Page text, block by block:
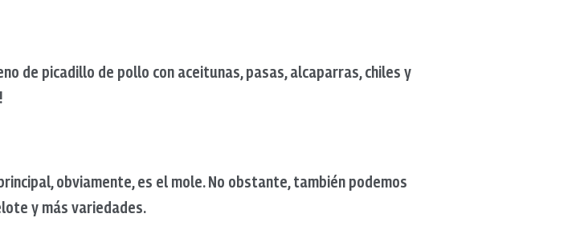
de picadillo de pollo con aceitunas, pasas, alcaparras, chiles y
obviamente, es el mole. No obstante, también podemos
y más variedades.